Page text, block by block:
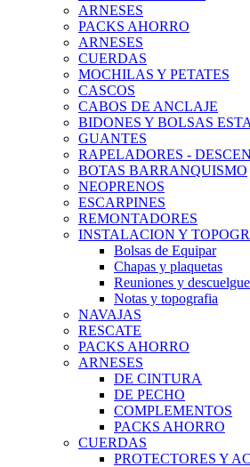
ARNESES
PACKS AHORRO
ARNESES
CUERDAS
MOCHILAS Y PETATES
CASCOS
CABOS DE ANCLAJE
BIDONES Y BOLSAS
GUANTES
RAPELADORES -
BOTAS BARRANQUISMO
NEOPRENOS
ESCARPINES
REMONTADORES
INSTALACION Y
Bolsas de Equipar
Chapas y plaquetas
Reuniones y
Notas y topografia
NAVAJAS
RESCATE
PACKS AHORRO
ARNESES
DE CINTURA
DE PECHO
COMPLEMENTOS
PACKS AHORRO
CUERDAS
PROTECTORES Y